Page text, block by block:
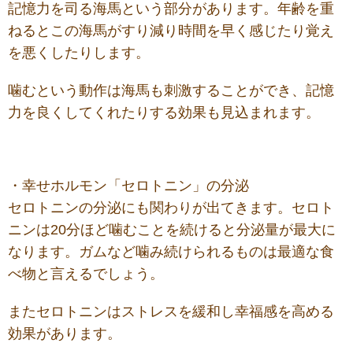
記憶力を司る海馬という部分があります。年齢を重
ねるとこの海馬がすり減り時間を早く感じたり覚え
を悪くしたりします。
噛むという動作は海馬も刺激することができ、記憶
力を良くしてくれたりする効果も見込まれます。
・幸せホルモン「セロトニン」の分泌
セロトニンの分泌にも関わりが出てきます。セロト
ニンは20分ほど噛むことを続けると分泌量が最大に
なります。ガムなど噛み続けられるものは最適な食
べ物と言えるでしょう。
またセロトニンはストレスを緩和し幸福感を高める
効果があります。